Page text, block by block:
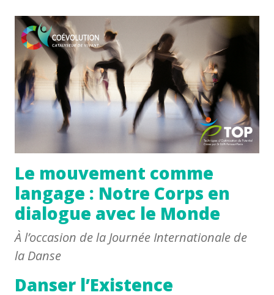
Le mouvement comme
langage : Notre Corps en
dialogue avec le Monde
À l’occasion de la Journée Internationale de
la Danse
Danser l’Existence